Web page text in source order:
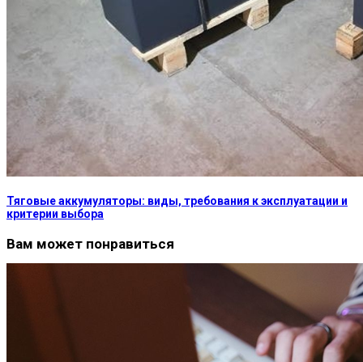
Тяговые аккумуляторы: виды, требования к эксплуатации и
критерии выбора
Вам может понравиться